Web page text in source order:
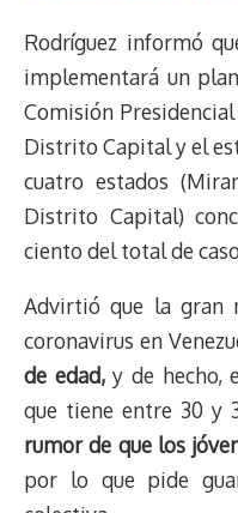
Rodríguez informó
implementará un
Comisión
Distrito Capital y el
cuatro estados
Distrito Capital)
ciento del total de
Advirtió que la gran
coronavirus en
de edad,y de hecho,
que tiene entre 30 y
rumor de que los
por lo que pide